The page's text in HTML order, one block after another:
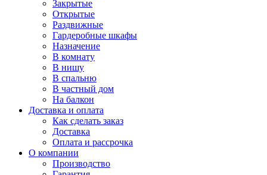
Закрытые
Открытые
Раздвижные
Гардеробные шкафы
Назначение
В комнату
В нишу
В спальню
В частный дом
На балкон
Доставка и оплата
Как сделать заказ
Доставка
Оплата и рассрочка
О компании
Производство